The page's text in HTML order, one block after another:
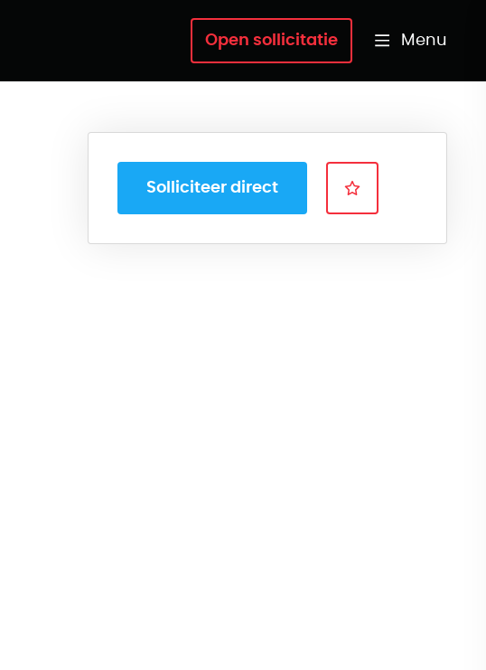
Open sollicitatie Menu
Solliciteer direct